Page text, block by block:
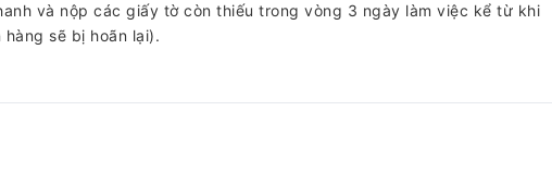
và nộp các giấy tờ còn thiếu trong vòng 3 ngày làm việc kể từ khi
sẽ bị hoãn lại).